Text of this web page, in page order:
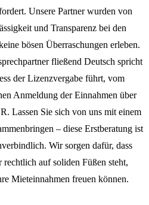
Unsere Partner wurden von
und Transparenz bei den
bösen Überraschungen erleben.
fließend Deutsch spricht
der Lizenzvergabe führt, vom
Anmeldung der Einnahmen über
Lassen Sie sich von uns mit einem
– diese Erstberatung ist
Wir sorgen dafür, dass
auf soliden Füßen steht,
Mieteinnahmen freuen können.